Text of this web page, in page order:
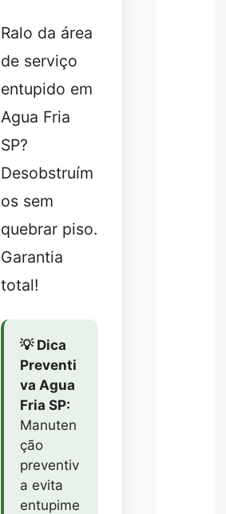
Ralo da área
de serviço
entupido em
Agua Fria
SP?
Desobstruím
os sem
quebrar piso.
Garantia
total!
💡 Dica
Preventi
va Agua
Fria SP:
Manuten
ção
preventiv
a evita
entupime